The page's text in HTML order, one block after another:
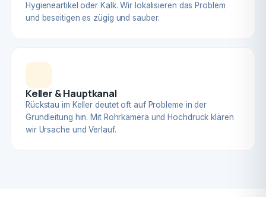
Hygieneartikel oder Kalk. Wir lokalisieren das Problem
und beseitigen es zügig und sauber.
Keller & Hauptkanal
Rückstau im Keller deutet oft auf Probleme in der
Grundleitung hin. Mit Rohrkamera und Hochdruck klären
wir Ursache und Verlauf.